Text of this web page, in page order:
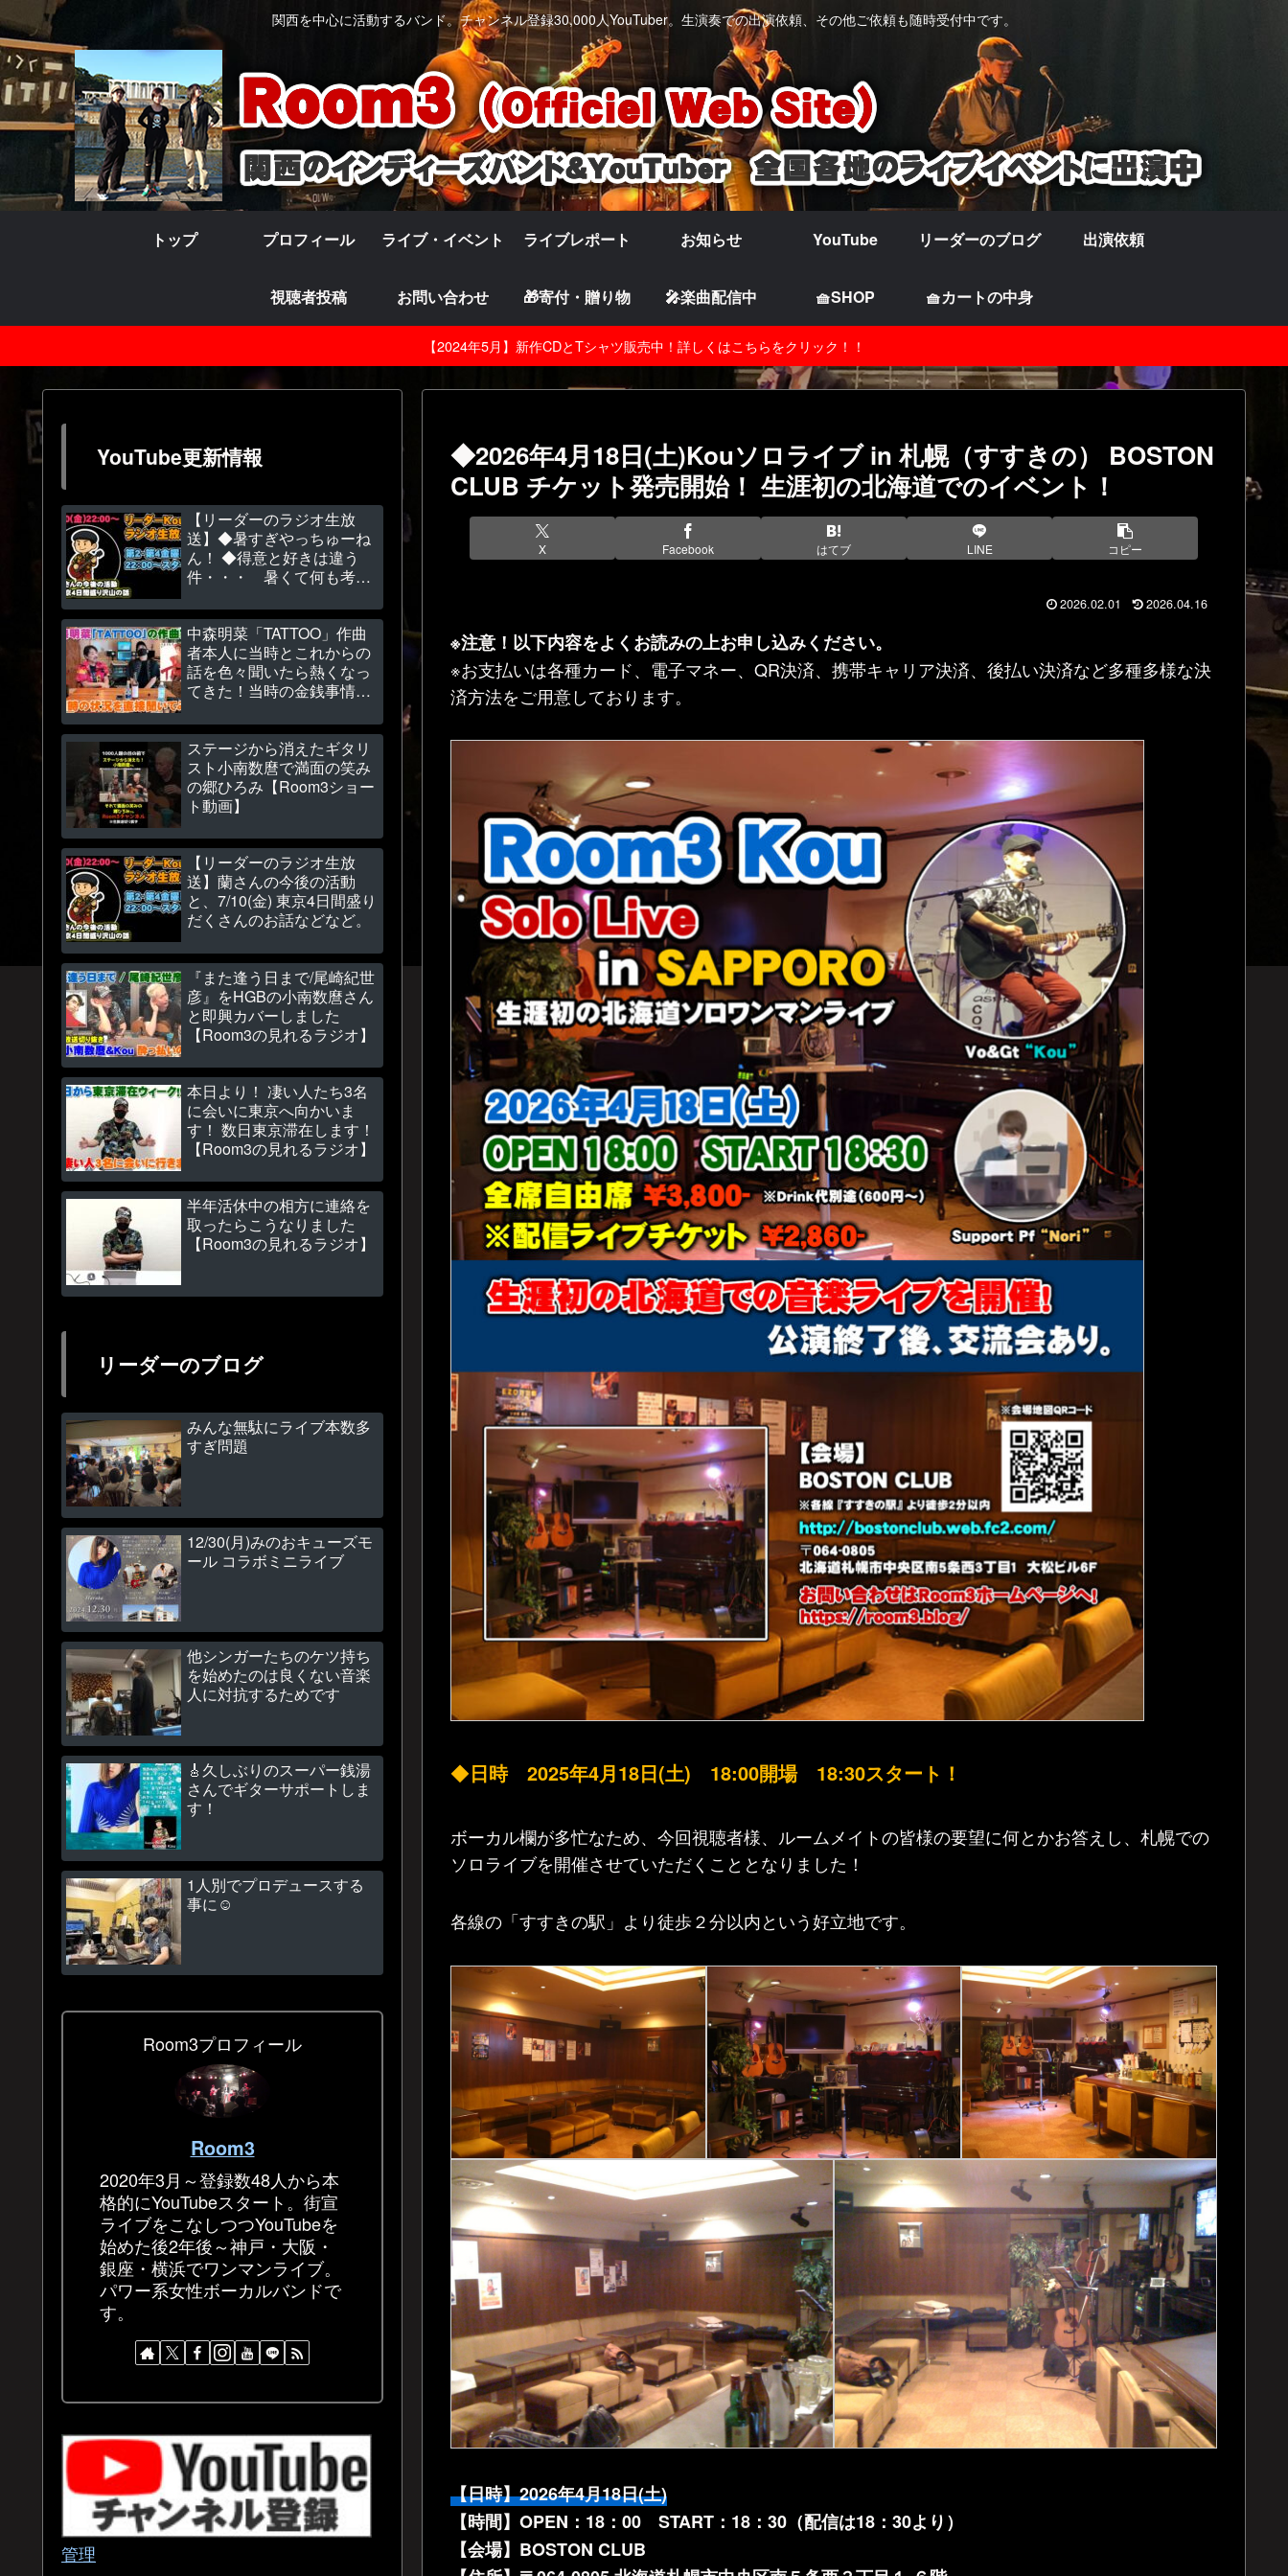
関西を中心に活動するバンド。チャンネル登録30,000人YouTuber。生演奏での出演依頼、その他ご依頼も随時受付中です。
トップ プロフィール ライブ・イベント ライブレポート お知らせ YouTube リーダーのブログ 出演依頼
視聴者投稿 お問い合わせ 🎁寄付・贈り物 🎤楽曲配信中 🧺SHOP 🧺カートの中身
【2024年5月】新作CDとTシャツ販売中！詳しくはこちらをクリック！！
◆2026年4月18日(土)Kouソロライブ in 札幌（すすきの） BOSTON
CLUB チケット発売開始！ 生涯初の北海道でのイベント！
X Facebook はてブ LINE コピー
2026.02.01 2026.04.16
※注意！以下内容をよくお読みの上お申し込みください。
※お支払いは各種カード、電子マネー、QR決済、携帯キャリア決済、後払い決済など多種多様な決
済方法をご用意しております。
◆日時 2025年4月18日(土) 18:00開場 18:30スタート！
ボーカル欄が多忙なため、今回視聴者様、ルームメイトの皆様の要望に何とかお答えし、札幌での
ソロライブを開催させていただくこととなりました！
各線の「すすきの駅」より徒歩２分以内という好立地です。
【日時】2026年4月18日(土)
【時間】OPEN：18：00 START：18：30（配信は18：30より）
【会場】BOSTON CLUB
YouTube更新情報
【リーダーのラジオ生放
送】◆暑すぎやっちゅーね
ん！ ◆得意と好きは違う
件・・・ 暑くて何も考え
中森明菜「TATTOO」作曲
者本人に当時とこれからの
話を色々聞いたら熱くなっ
てきた！当時の金銭事情も
【Room3の見れるラジオ】
ステージから消えたギタリ
スト小南数麿で満面の笑み
の郷ひろみ【Room3ショー
ト動画】
【リーダーのラジオ生放
送】蘭さんの今後の活動
と、7/10(金) 東京4日間盛り
だくさんのお話などなど。
『また逢う日まで/尾崎紀世
彦』をHGBの小南数麿さん
と即興カバーしました
【Room3の見れるラジオ】
本日より！ 凄い人たち3名
に会いに東京へ向かいま
す！ 数日東京滞在します！
【Room3の見れるラジオ】
半年活休中の相方に連絡を
取ったらこうなりました
【Room3の見れるラジオ】
リーダーのブログ
みんな無駄にライブ本数多
すぎ問題
12/30(月)みのおキューズモ
ール コラボミニライブ
他シンガーたちのケツ持ち
を始めたのは良くない音楽
人に対抗するためです
🎸久しぶりのスーパー銭湯
さんでギターサポートしま
す！
1人別でプロデュースする
事に☺
Room3プロフィール
Room3
2020年3月～登録数48人から本
格的にYouTubeスタート。街宣
ライブをこなしつつYouTubeを
始めた後2年後～神戸・大阪・
銀座・横浜でワンマンライブ。
パワー系女性ボーカルバンドで
す。
管理